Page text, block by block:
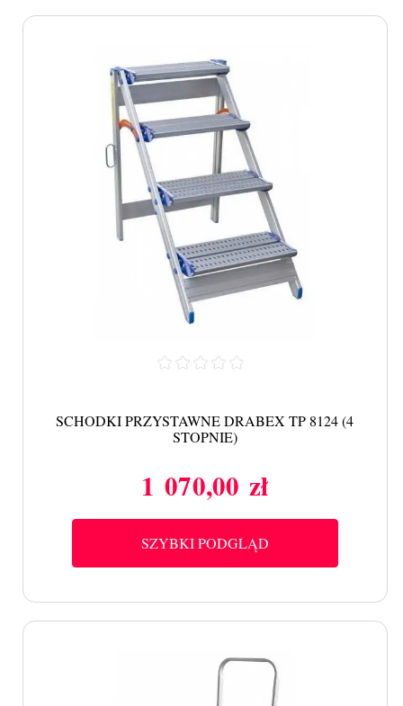
SCHODKI PRZYSTAWNE DRABEX TP 8124 (4
STOPNIE)
Cena
1 070,00 zł
SZYBKI PODGLĄD